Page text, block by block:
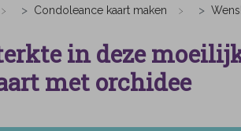
Condoleance kaart maken
in deze
met orchidee